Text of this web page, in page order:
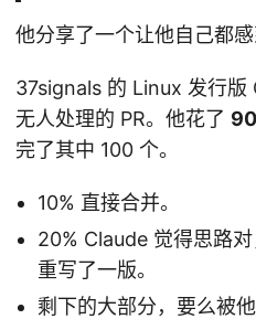
他分享了一个让他自己都感
37signals 的 Linux 发行
无人处理的 PR。他花了
完了其中 100 个。
10% 直接合并。
20% Claude 觉得思路
重写了一版。
剩下的大部分，要么被